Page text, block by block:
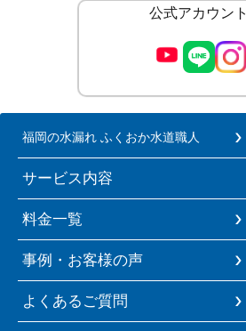
公式アカウント
福岡の水漏れ ふくおか水道職人
サービス内容
料金一覧
事例・お客様の声
よくあるご質問